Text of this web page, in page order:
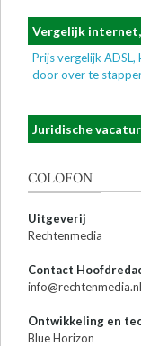
Vergelijk
Prijs vergelijk ADSL,
door over te
Juridische
COLOFON
Uitgeverij
Rechtenmedia
Contact
info@rechtenmedia.nl
Ontwikkeling en
Blue Horizon